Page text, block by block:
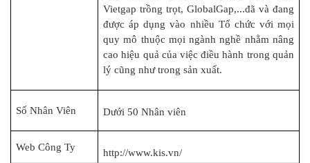
Vietgap trồng trọt, GlobalGap,...đã và đang
được áp dụng vào nhiều Tổ chức với mọi
quy mô thuộc mọi ngành nghề nhằm nâng
cao hiệu quả của việc điều hành trong quản
lý cũng như trong sản xuất.
Số Nhân Viên Dưới 50 Nhân viên
Web Công Ty http://www.kis.vn/